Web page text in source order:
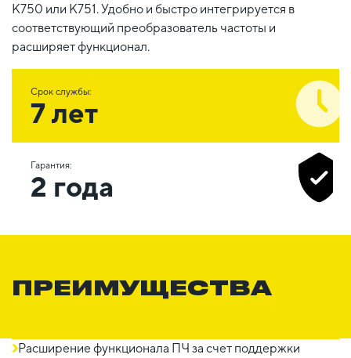
К750 или К751. Удобно и быстро интегрируется в
соответствующий преобразователь частоты и
расширяет функционал.
Срок службы:
7 лет
Гарантия:
2 года
ПРЕИМУЩЕСТВА
Расширение функционала ПЧ за счет поддержки